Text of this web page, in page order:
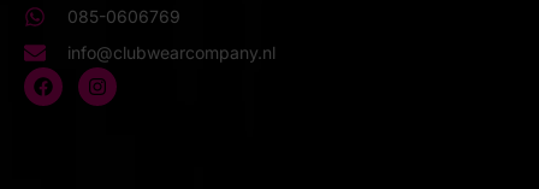
085-0606769
info@clubwearcompany.nl